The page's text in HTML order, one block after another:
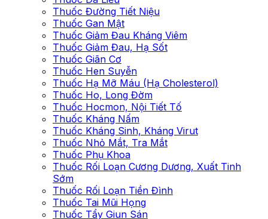
Thuốc Đường Tiết Niệu
Thuốc Gan Mật
Thuốc Giảm Đau Kháng Viêm
Thuốc Giảm Đau, Hạ Sốt
Thuốc Giãn Cơ
Thuốc Hen Suyễn
Thuốc Hạ Mỡ Máu (Hạ Cholesterol)
Thuốc Ho, Long Đờm
Thuốc Hocmon, Nội Tiết Tố
Thuốc Kháng Nấm
Thuốc Kháng Sinh, Kháng Virut
Thuốc Nhỏ Mắt, Tra Mắt
Thuốc Phụ Khoa
Thuốc Rối Loạn Cương Dương, Xuất Tinh
Sớm
Thuốc Rối Loạn Tiền Đình
Thuốc Tai Mũi Họng
Thuốc Tẩy Giun Sán